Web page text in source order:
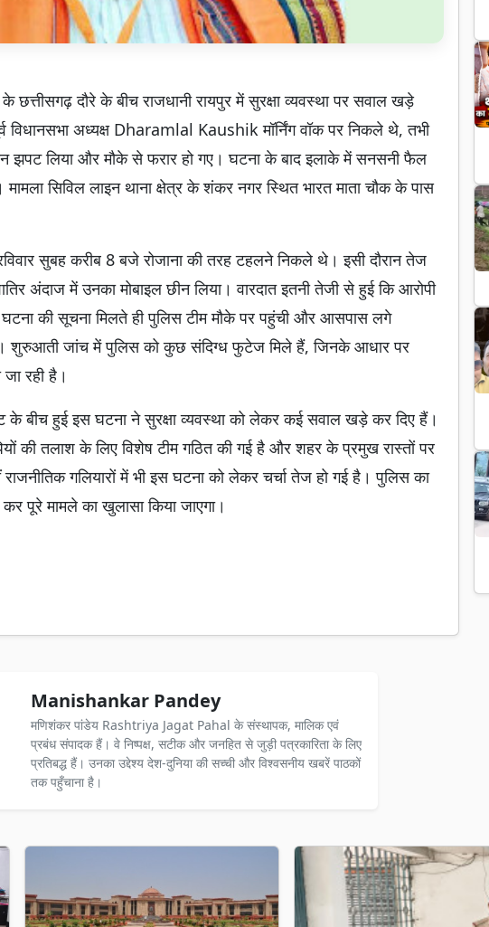
दौरे के बीच राजधानी रायपुर में सुरक्षा व्यवस्था पर सवाल खड़े
विधानसभा अध्यक्ष Dharamlal Kaushik मॉर्निंग वॉक पर निकले थे, तभी
झपट लिया और मौके से फरार हो गए। घटना के बाद इलाके में सनसनी फैल
सिविल लाइन थाना क्षेत्र के शंकर नगर स्थित भारत माता चौक के पास
सुबह करीब 8 बजे रोजाना की तरह टहलने निकले थे। इसी दौरान तेज
अंदाज में उनका मोबाइल छीन लिया। वारदात इतनी तेजी से हुई कि आरोपी
की सूचना मिलते ही पुलिस टीम मौके पर पहुंची और आसपास लगे
शुरुआती जांच में पुलिस को कुछ संदिग्ध फुटेज मिले हैं, जिनके आधार पर
रही है।
के बीच हुई इस घटना ने सुरक्षा व्यवस्था को लेकर कई सवाल खड़े कर दिए हैं।
की तलाश के लिए विशेष टीम गठित की गई है और शहर के प्रमुख रास्तों पर
गलियारों में भी इस घटना को लेकर चर्चा तेज हो गई है। पुलिस का
कर पूरे मामले का खुलासा किया जाएगा।
Manishankar Pandey
मणिशंकर पांडेय Rashtriya Jagat Pahal के संस्थापक, मालिक एवं
प्रबंध संपादक हैं। वे निष्पक्ष, सटीक और जनहित से जुड़ी पत्रकारिता के लिए
प्रतिबद्ध हैं। उनका उद्देश्य देश-दुनिया की सच्ची और विश्वसनीय खबरें पाठकों
तक पहुँचाना है।